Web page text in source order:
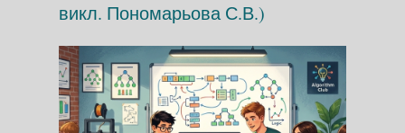
викл. Пономарьова С.В.)